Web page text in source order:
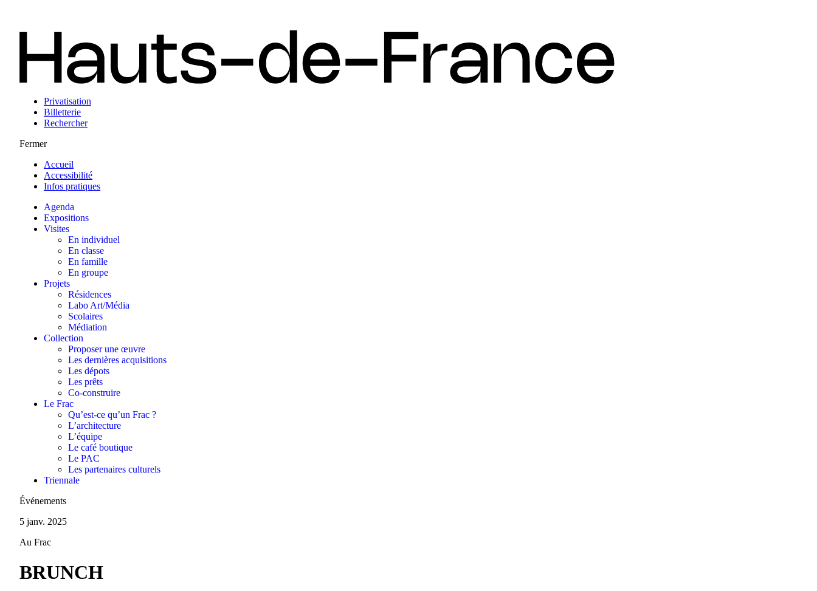
Privatisation
Billetterie
Rechercher
Fermer
Accueil
Accessibilité
Infos pratiques
Agenda
Expositions
Visites
En individuel
En classe
En famille
En groupe
Projets
Résidences
Labo Art/Média
Scolaires
Médiation
Collection
Proposer une œuvre
Les dernières acquisitions
Les dépots
Les prêts
Co-construire
Le Frac
Qu’est-ce qu’un Frac ?
L’architecture
L’équipe
Le café boutique
Le PAC
Les partenaires culturels
Triennale
Événements
5 janv. 2025
Au Frac
BRUNCH